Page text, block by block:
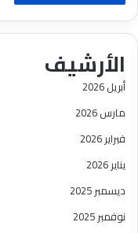
الأرشيف
أبريل 2026
مارس 2026
فبراير 2026
يناير 2026
ديسمبر 2025
نوفمبر 2025